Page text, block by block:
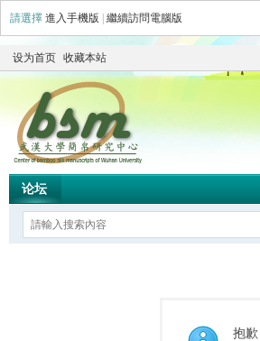
請選擇 進入手機版 繼續訪問電腦版
设为首页 收藏本站
论坛
抱